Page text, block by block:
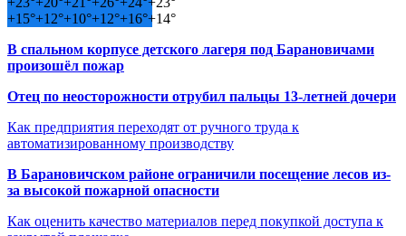
+15°+12°+10°+12°+16°+14°
В спальном корпусе детского лагеря под Барановичами
произошёл пожар
Отец по неосторожности отрубил пальцы 13-летней дочери
Как предприятия переходят от ручного труда к
автоматизированному производству
В Барановичском районе ограничили посещение лесов из-
за высокой пожарной опасности
Как оценить качество материалов перед покупкой доступа к